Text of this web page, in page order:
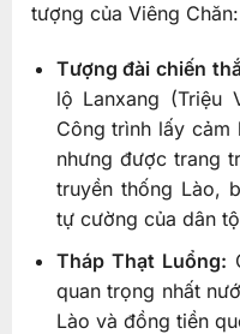
tượng của Viêng Chăn:
Tượng đài chiến
lộ Lanxang (Triệu
Công trình lấy cảm
nhưng được trang
truyền thống Lào,
tự cường của dân
Tháp Thạt Luổng:
quan trọng nhất
Lào và đồng tiền